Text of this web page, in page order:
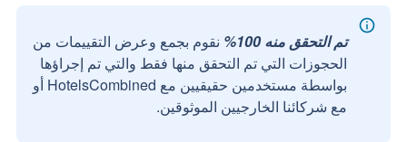
تم التحقق منه 100%
نقوم بجمع وعرض التقييمات من
الحجوزات التي تم التحقق منها فقط والتي تم إجراؤها
بواسطة مستخدمين حقيقيين مع HotelsCombined أو
مع شركائنا الخارجيين الموثوقين.